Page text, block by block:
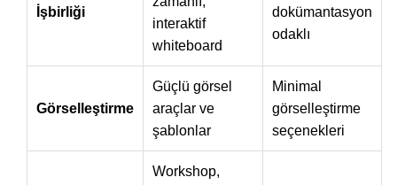
İşbirliği
interaktif
whiteboard
dokümantasyon
odaklı
Görselleştirme
Güçlü görsel
araçlar ve
şablonlar
Minimal
görselleştirme
seçenekleri
Workshop,